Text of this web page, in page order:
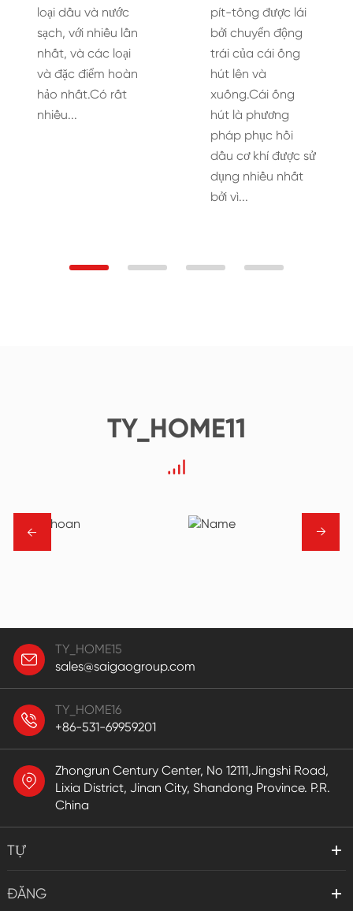
loại dầu và nước
sạch, với nhiều lần
nhất, và các loại
và đặc điểm hoàn
hảo nhất.Có rất
nhiều...
pít-tông được lái
bởi chuyển động
trái của cái ống
hút lên và
xuống.Cái ống
hút là phương
pháp phục hồi
dầu cơ khí được sử
dụng nhiều nhất
bởi vì...
TY_HOME11
→ →
TY_HOME15
sales@saigaogroup.com
TY_HOME16
+86-531-69959201
Zhongrun Century Center, No 12111,Jingshi Road,
Lixia District, Jinan City, Shandong Province. P.R.
China
TỰ
ĐĂNG